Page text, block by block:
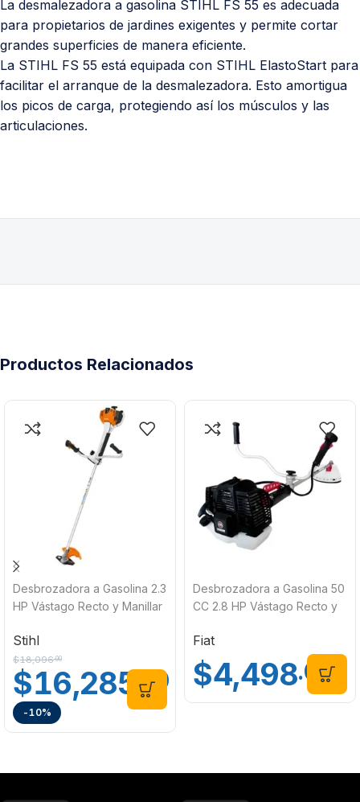
La desmalezadora a gasolina STIHL FS 55 es adecuada
para propietarios de jardines exigentes y permite cortar
grandes superficies de manera eficiente.
La STIHL FS 55 está equipada con STIHL ElastoStart para
facilitar el arranque de la desmalezadora. Esto amortigua
los picos de carga, protegiendo así los músculos y las
articulaciones.
Productos Relacionados
Desbrozadora a Gasolina 2.3
HP Vástago Recto y Manillar
Stihl
$18,096.00
$16,285 .00
-10%
Desbrozadora a Gasolina 50
CC 2.8 HP Vástago Recto y
Profesional 500TOP
Fiat
$4,498.00